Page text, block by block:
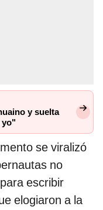
y suelta
yo"
se viralizó
no
escribir
elogiaron a la